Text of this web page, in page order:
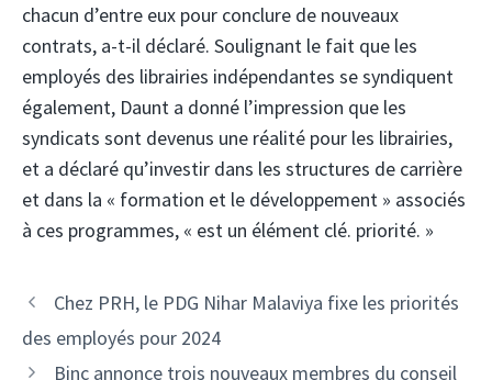
chacun d’entre eux pour conclure de nouveaux
contrats, a-t-il déclaré. Soulignant le fait que les
employés des librairies indépendantes se syndiquent
également, Daunt a donné l’impression que les
syndicats sont devenus une réalité pour les librairies,
et a déclaré qu’investir dans les structures de carrière
et dans la « formation et le développement » associés
à ces programmes, « est un élément clé. priorité. »
Chez PRH, le PDG Nihar Malaviya fixe les priorités
des employés pour 2024
Binc annonce trois nouveaux membres du conseil